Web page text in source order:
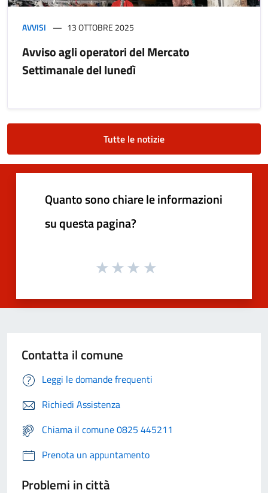
AVVISI 13 OTTOBRE 2025
Avviso agli operatori del Mercato
Settimanale del lunedì
Tutte le notizie
Quanto sono chiare le informazioni
su questa pagina?
Contatta il comune
Leggi le domande frequenti
Richiedi Assistenza
Chiama il comune 0825 445211
Prenota un appuntamento
Problemi in città